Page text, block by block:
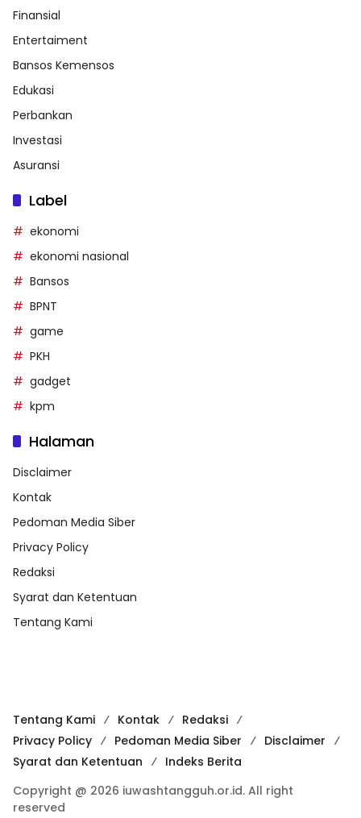
Finansial
Entertaiment
Bansos Kemensos
Edukasi
Perbankan
Investasi
Asuransi
Label
ekonomi
ekonomi nasional
Bansos
BPNT
game
PKH
gadget
kpm
Halaman
Disclaimer
Kontak
Pedoman Media Siber
Privacy Policy
Redaksi
Syarat dan Ketentuan
Tentang Kami
Tentang Kami Kontak
Redaksi
Privacy Policy
Pedoman Media Siber
Disclaimer
Syarat dan Ketentuan
Indeks Berita
Copyright @ 2026 iuwashtangguh.or.id. All right
reserved